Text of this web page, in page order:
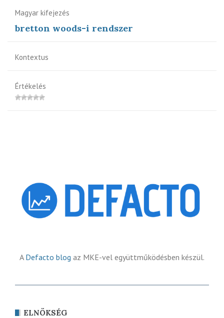
Magyar kifejezés
bretton woods-i rendszer
Kontextus
Értékelés
A Defacto blog az MKE-vel együttműködésben készül.
ELNÖKSÉG